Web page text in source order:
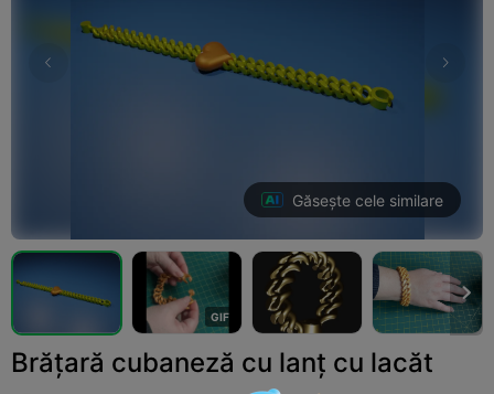
Găsește cele similare
GIF

Brățară cubaneză cu lanț cu lacăt